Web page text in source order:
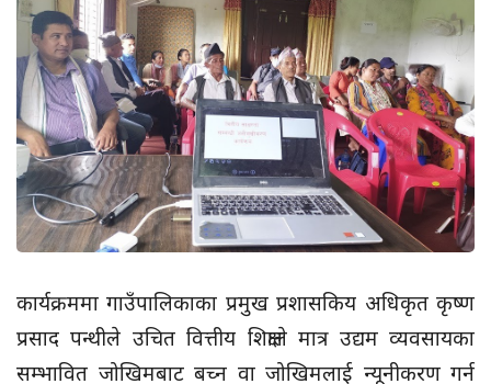
कार्यक्रममा गाउँपालिकाका प्रमुख प्रशासकिय अधिकृत कृष्ण
प्रसाद पन्थीले उचित वित्तीय शिक्षाले मात्र उद्यम व्यवसायका
सम्भावित जोखिमबाट बच्न वा जोखिमलाई न्यूनीकरण गर्न